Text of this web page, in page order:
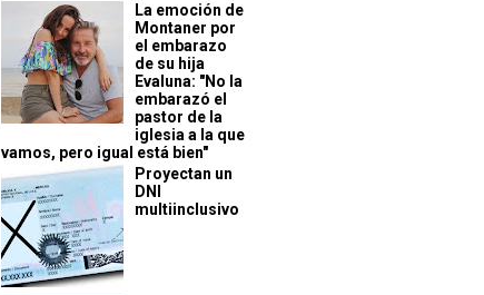
La emoción de
Montaner por
el embarazo
de su hija
Evaluna: "No la
embarazó el
pastor de la
iglesia a la que
vamos, pero igual está bien"
Proyectan un
DNI
multiinclusivo